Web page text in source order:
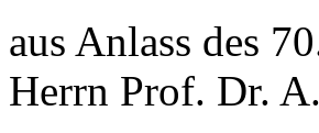
aus Anlass des
Herrn Prof. Dr.